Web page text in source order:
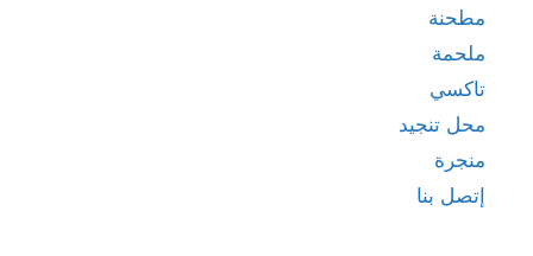
مطحنة
ملحمة
تاكسي
محل تنجيد
منجرة
إتصل بنا